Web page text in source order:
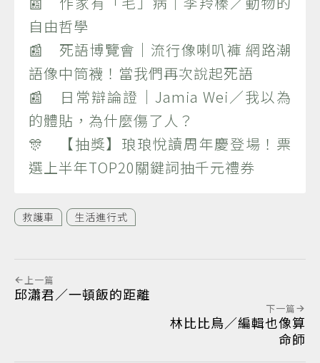
自由哲學
📰 死語博覽會｜流行像喇叭褲 網路潮
語像中筒襪！當我們再次說起死語
📰 日常辯論證｜Jamia Wei／我以為
的體貼，為什麼傷了人？
🎊 【抽獎】琅琅悅讀周年慶登場！票
選上半年TOP20關鍵詞抽千元禮券
救護車 生活進行式
上一篇
邱瀟君／一頓飯的距離
下一篇
林比比鳥／編輯也像算
命師